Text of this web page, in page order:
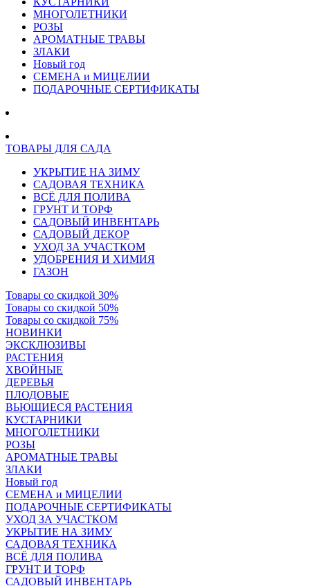
МНОГОЛЕТНИКИ
РОЗЫ
АРОМАТНЫЕ ТРАВЫ
ЗЛАКИ
Новый год
СЕМЕНА и МИЦЕЛИИ
ПОДАРОЧНЫЕ СЕРТИФИКАТЫ
ТОВАРЫ ДЛЯ САДА
УКРЫТИЕ НА ЗИМУ
САДОВАЯ ТЕХНИКА
ВСЁ ДЛЯ ПОЛИВА
ГРУНТ И ТОРФ
САДОВЫЙ ИНВЕНТАРЬ
САДОВЫЙ ДЕКОР
УХОД ЗА УЧАСТКОМ
УДОБРЕНИЯ И ХИМИЯ
ГАЗОН
Товары со скидкой 30%
Товары со скидкой 50%
Товары со скидкой 75%
НОВИНКИ
ЭКСКЛЮЗИВЫ
РАСТЕНИЯ
ХВОЙНЫЕ
ДЕРЕВЬЯ
ПЛОДОВЫЕ
ВЬЮЩИЕСЯ РАСТЕНИЯ
КУСТАРНИКИ
МНОГОЛЕТНИКИ
РОЗЫ
АРОМАТНЫЕ ТРАВЫ
ЗЛАКИ
Новый год
СЕМЕНА и МИЦЕЛИИ
ПОДАРОЧНЫЕ СЕРТИФИКАТЫ
УХОД ЗА УЧАСТКОМ
УКРЫТИЕ НА ЗИМУ
САДОВАЯ ТЕХНИКА
ВСЁ ДЛЯ ПОЛИВА
ГРУНТ И ТОРФ
САДОВЫЙ ИНВЕНТАРЬ